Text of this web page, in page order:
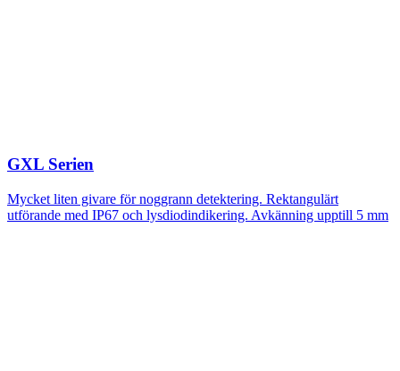
GXL Serien
Mycket liten givare för noggrann detektering. Rektangulärt
utförande med IP67 och lysdiodindikering. Avkänning upptill 5 mm